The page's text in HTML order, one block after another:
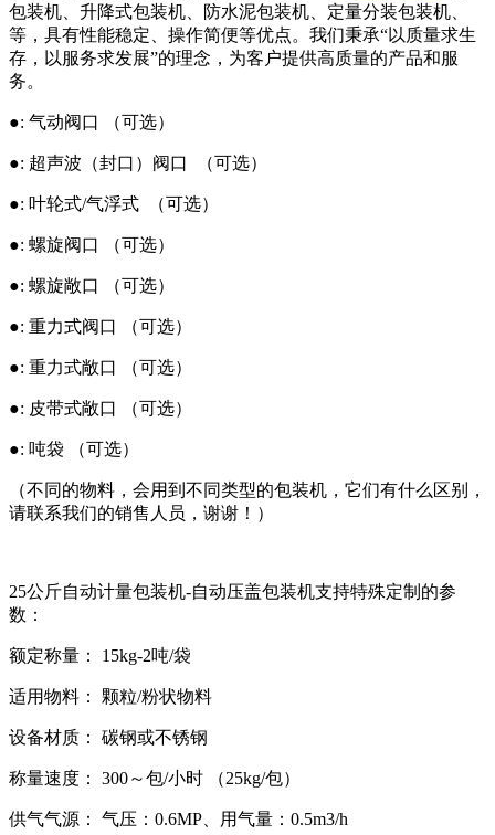
包装机、升降式包装机、防水泥包装机、定量分装包装机、
等，具有性能稳定、操作简便等优点。我们秉承“以质量求生
存，以服务求发展”的理念，为客户提供高质量的产品和服
务。
●: 气动阀口 （可选）
●: 超声波（封口）阀口 （可选）
●: 叶轮式/气浮式 （可选）
●: 螺旋阀口 （可选）
●: 螺旋敞口 （可选）
●: 重力式阀口 （可选）
●: 重力式敞口 （可选）
●: 皮带式敞口 （可选）
●: 吨袋 （可选）
（不同的物料，会用到不同类型的包装机，它们有什么区别，
请联系我们的销售人员，谢谢！）
25公斤自动计量包装机-自动压盖包装机支持特殊定制的参
数：
额定称量： 15kg-2吨/袋
适用物料： 颗粒/粉状物料
设备材质： 碳钢或不锈钢
称量速度： 300～包/小时 （25kg/包）
供气气源： 气压：0.6MP、用气量：0.5m3/h